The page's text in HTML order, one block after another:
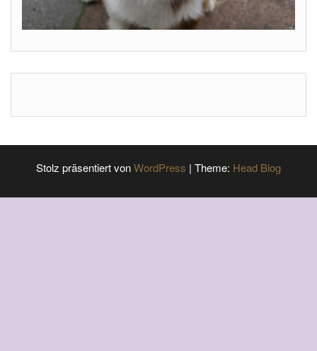
Stolz präsentiert vonWordPress | Theme: Head Blog